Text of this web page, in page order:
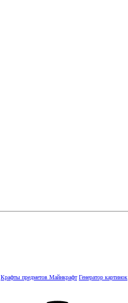
Крафты предметов Майнкрафт Генератор картинок